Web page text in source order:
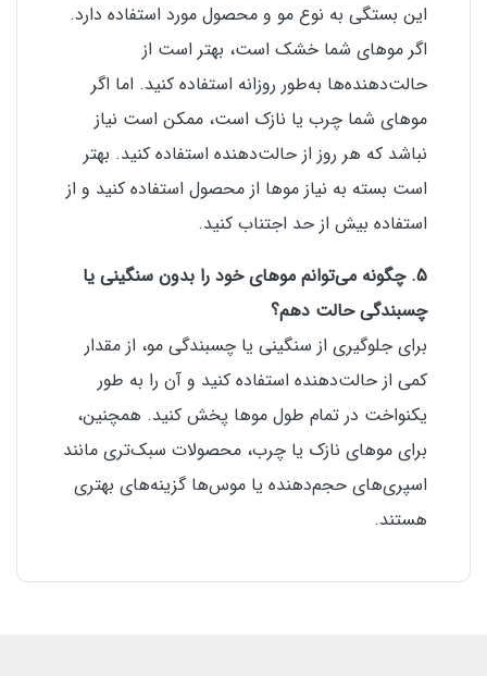
این بستگی به نوع مو و محصول مورد استفاده دارد.
اگر موهای شما خشک است، بهتر است از
حالت‌دهنده‌ها به‌طور روزانه استفاده کنید. اما اگر
موهای شما چرب یا نازک است، ممکن است نیاز
نباشد که هر روز از حالت‌دهنده استفاده کنید. بهتر
است بسته به نیاز موها از محصول استفاده کنید و از
استفاده بیش از حد اجتناب کنید.
5. چگونه می‌توانم موهای خود را بدون سنگینی یا
چسبندگی حالت دهم؟
برای جلوگیری از سنگینی یا چسبندگی مو، از مقدار
کمی از حالت‌دهنده استفاده کنید و آن را به طور
یکنواخت در تمام طول موها پخش کنید. همچنین،
برای موهای نازک یا چرب، محصولات سبک‌تری مانند
اسپری‌های حجم‌دهنده یا موس‌ها گزینه‌های بهتری
هستند.